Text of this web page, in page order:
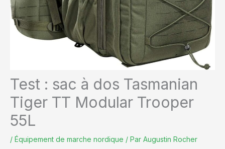
Test : sac à dos Tasmanian
Tiger TT Modular Trooper
55L
/ Équipement de marche nordique / Par Augustin Rocher